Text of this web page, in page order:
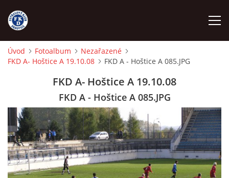
ÚVOD
FKD A
FKD B
Úvod Fotoalbum
Nezařazené
FKD A- Hoštice A 19.10.08
FKD A - Hoštice A 085.JPG
FKD A- Hoštice A 19.10.08
FKD A - Hoštice A 085.JPG